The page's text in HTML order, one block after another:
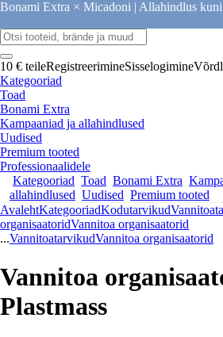
Bonami Extra × Micadoni | Allahindlus
10 € teileRegistreerimineSisselogimine
Kategooriad
Toad
Bonami Extra
Kampaaniad ja allahindlused
Uudised
Premium tooted
Professionaalidele
Kategooriad Toad Bonami Extra
allahindlused Uudised Premium tooted
AvalehtKategooriadKodutarvikud
organisaatoridVannitoa organisaatorid
...VannitoatarvikudVannitoa organisaatorid
Vannitoa
Plastmass